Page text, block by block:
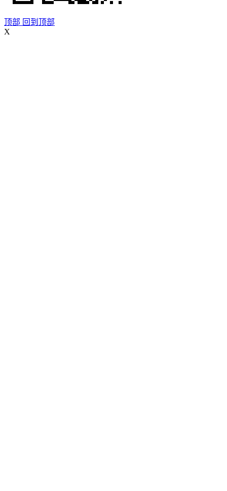
顶部 回到顶部
X